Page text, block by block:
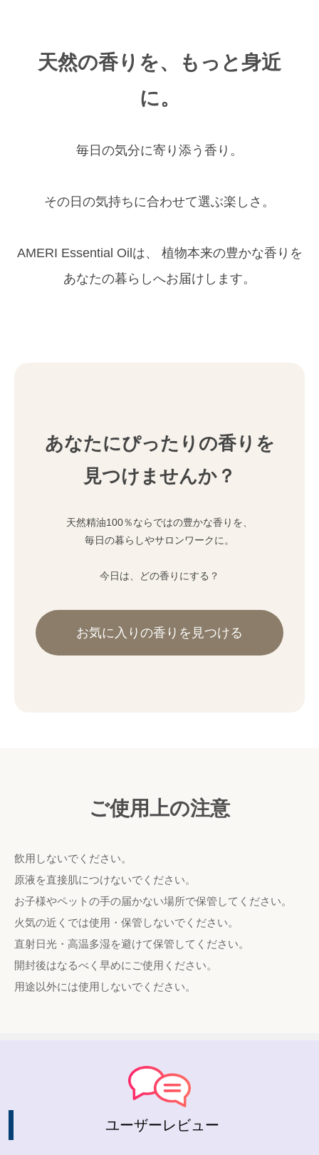
天然の香りを、もっと身近
に。
毎日の気分に寄り添う香り。
その日の気持ちに合わせて選ぶ楽しさ。
AMERI Essential Oilは、 植物本来の豊かな香りを
あなたの暮らしへお届けします。
あなたにぴったりの香りを
見つけませんか？
天然精油100％ならではの豊かな香りを、
毎日の暮らしやサロンワークに。
今日は、どの香りにする？
お気に入りの香りを見つける
ご使用上の注意
飲用しないでください。
原液を直接肌につけないでください。
お子様やペットの手の届かない場所で保管してください。
火気の近くでは使用・保管しないでください。
直射日光・高温多湿を避けて保管してください。
開封後はなるべく早めにご使用ください。
用途以外には使用しないでください。
ユーザーレビュー